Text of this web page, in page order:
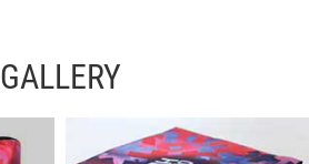
GALLERY